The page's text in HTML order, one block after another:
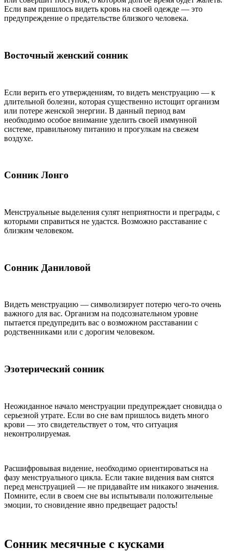
Если вам пришлось видеть кровь на своей одежде — это
предупреждение о предательстве близкого человека.
Восточный женский сонник
Если верить его утверждениям, то видеть менструацию — к
длительной болезни, которая существенно истощит организм
или потере женской энергии. В данный период вам
необходимо особое внимание уделить своей иммунной
системе, правильному питанию и прогулкам на свежем
воздухе.
Сонник Лонго
Менструальные выделения сулят неприятности и преграды, с
которыми справиться не удастся. Возможно расставание с
близким человеком.
Сонник Даниловой
Видеть менструацию — символизирует потерю чего-то очень
важного для вас. Организм на подсознательном уровне
пытается предупредить вас о возможном расставании с
родственниками или с дорогим человеком.
Эзотерический сонник
Неожиданное начало менструации предупреждает сновидца о
серьезной утрате. Если во сне вам пришлось видеть много
крови — это свидетельствует о том, что ситуация
неконтролируемая.
Расшифровывая видение, необходимо ориентироваться на
фазу менструального цикла. Если такие видения вам снятся
перед менструацией — не придавайте им никакого значения.
Помните, если в своем сне вы испытывали положительные
эмоции, то сновидение явно предвещает радость!
Сонник месячные с кусками